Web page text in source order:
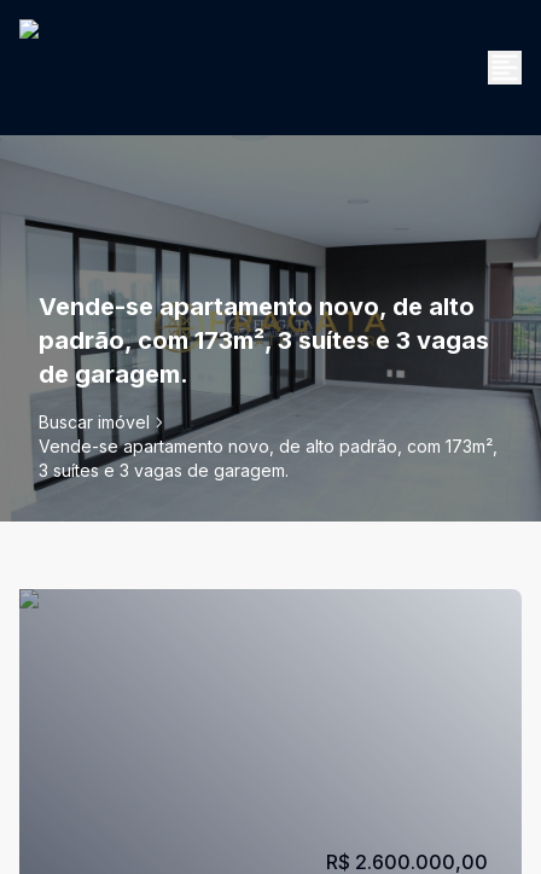
Vende-se apartamento novo, de alto
padrão, com 173m², 3 suítes e 3 vagas
de garagem.
Buscar imóvel
Vende-se apartamento novo, de alto padrão, com 173m²,
3 suítes e 3 vagas de garagem.
R$ 2.600.000,00